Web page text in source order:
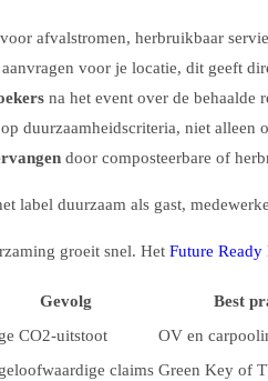
voor afvalstromen, herbruikbaar
aanvragen voor je locatie, dit geeft
na het event over de behaalde
op duurzaamheidscriteria, niet alleen
door composteerbare of
label duurzaam als gast,
groeit snel. Het Future
Gevolg
Best
CO2-uitstoot
OV en
claims Green Key of